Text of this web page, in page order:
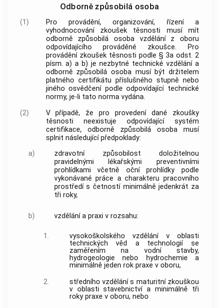
Odborně způsobilá osoba
(1)
Pro provádění, organizování, řízení a
vyhodnocování zkoušek těsnosti musí mít
odborně způsobilá osoba vzdělání z oboru
odpovídajícího prováděné zkoušce. Pro
provádění zkoušek těsnosti podle § 3a odst. 2
písm. a) a b) je nezbytné technické vzdělání a
odborně způsobilá osoba musí být držitelem
platného certifikátu příslušného stupně nebo
jiného osvědčení podle odpovídající technické
normy, je-li tato norma vydána.
(2)
V případě, že pro provedení dané zkoušky
těsnosti neexistuje odpovídající systém
certifikace, odborně způsobilá osoba musí
splnit následující předpoklady:
a)
zdravotní způsobilost doložitelnou
pravidelnými lékařskými preventivními
prohlídkami včetně oční prohlídky podle
vykonávané práce a charakteru pracovního
prostředí s četností minimálně jedenkrát za
tři roky,
b) vzdělání a praxi v rozsahu:
1.
vysokoškolského vzdělání v oblasti
technických věd a technologií se
zaměřením na vodní stavby,
hydrogeologie nebo hydrochemie a
minimálně jeden rok praxe v oboru,
2.
středního vzdělání s maturitní zkouškou
v oblasti stavebnictví a minimálně tři
roky praxe v oboru, nebo